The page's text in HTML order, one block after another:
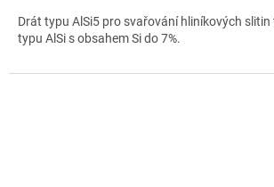
z
5
Drát typu AlSi5 pro svařování hliníkových slitin
typu AlSi s obsahem Si do 7%.